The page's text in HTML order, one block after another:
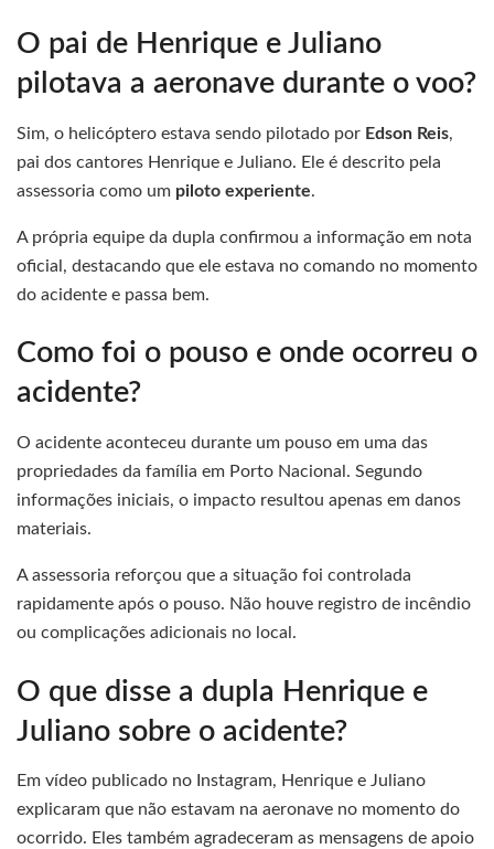
O pai de Henrique e Juliano
pilotava a aeronave durante o voo?
Sim, o helicóptero estava sendo pilotado por Edson Reis,
pai dos cantores Henrique e Juliano. Ele é descrito pela
assessoria como um piloto experiente.
A própria equipe da dupla confirmou a informação em nota
oficial, destacando que ele estava no comando no momento
do acidente e passa bem.
Como foi o pouso e onde ocorreu o
acidente?
O acidente aconteceu durante um pouso em uma das
propriedades da família em Porto Nacional. Segundo
informações iniciais, o impacto resultou apenas em danos
materiais.
A assessoria reforçou que a situação foi controlada
rapidamente após o pouso. Não houve registro de incêndio
ou complicações adicionais no local.
O que disse a dupla Henrique e
Juliano sobre o acidente?
Em vídeo publicado no Instagram, Henrique e Juliano
explicaram que não estavam na aeronave no momento do
ocorrido. Eles também agradeceram as mensagens de apoio